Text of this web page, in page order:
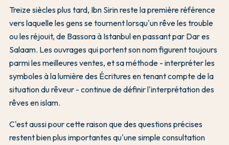
Treize siècles plus tard, Ibn Sirin reste la première référence
vers laquelle les gens se tournent lorsqu'un rêve les trouble
ou les réjouit, de Bassora à Istanbul en passant par Dar es
Salaam. Les ouvrages qui portent son nom figurent toujours
parmi les meilleures ventes, et sa méthode - interpréter les
symboles à la lumière des Écritures en tenant compte de la
situation du rêveur - continue de définir l'interprétation des
rêves en islam.
C'est aussi pour cette raison que des questions précises
restent bien plus importantes qu'une simple consultation